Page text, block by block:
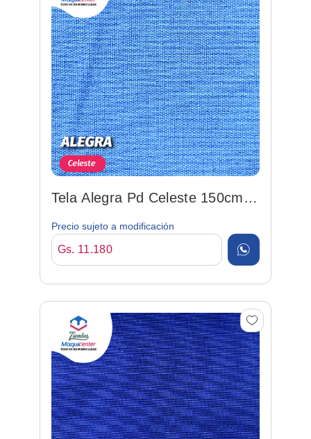
Tela Alegra Pd Celeste 150cm
Precio sujeto a modificación
Gs. 11.180